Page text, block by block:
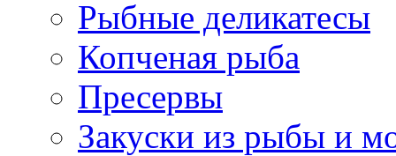
Рыбные деликатесы
Копченая рыба
Пресервы
Закуски из рыбы и